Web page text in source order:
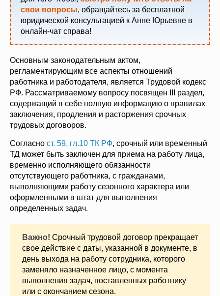
свои вопросы, обращайтесь за бесплатной
юридической консультацией к Анне Юрьевне в
онлайн-чат справа!
Основным законодательным актом,
регламентирующим все аспекты отношений
работника и работодателя, является Трудовой кодекс
РФ. Рассматриваемому вопросу посвящен III раздел,
содержащий в себе полную информацию о правилах
заключения, продления и расторжения срочных
трудовых договоров.
Согласно ст. 59, гл.10 ТК РФ, срочный или временный
ТД может быть заключен для приема на работу лица,
временно исполняющего обязанности
отсутствующего работника, с гражданами,
выполняющими работу сезонного характера или
оформленными в штат для выполнения
определенных задач.
Важно! Срочный трудовой договор прекращает
свое действие с даты, указанной в документе, в
день выхода на работу сотрудника, которого
заменяло назначенное лицо, с момента
выполнения задач, поставленных работнику
или с окончанием сезона.